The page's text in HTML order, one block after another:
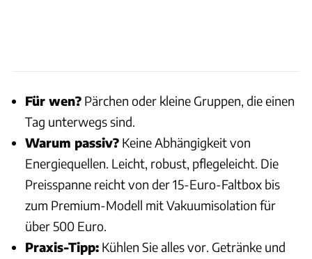
Für wen? Pärchen oder kleine Gruppen, die einen
Tag unterwegs sind.
Warum passiv? Keine Abhängigkeit von
Energiequellen. Leicht, robust, pflegeleicht. Die
Preisspanne reicht von der 15-Euro-Faltbox bis
zum Premium-Modell mit Vakuumisolation für
über 500 Euro.
Praxis-Tipp: Kühlen Sie alles vor. Getränke und